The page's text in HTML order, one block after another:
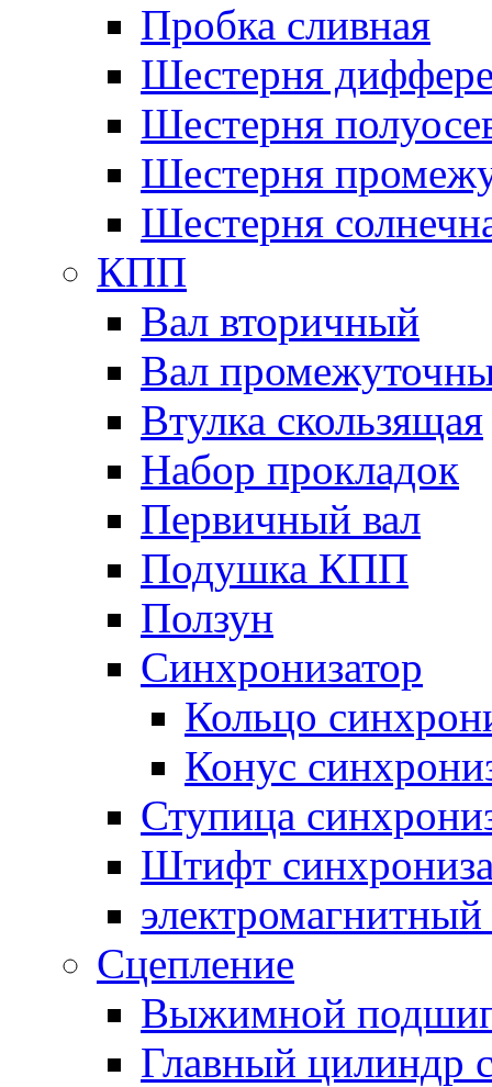
Пробка сливная
Шестерня
Шестерня
Шестерня
Шестерня
КПП
Вал вторичный
Вал
Втулка скользящая
Набор прокладок
Первичный вал
Подушка КПП
Ползун
Синхронизатор
Кольцо
Конус
Ступица
Штифт
электромагнитный
Сцепление
Выжимной
Главный цилиндр